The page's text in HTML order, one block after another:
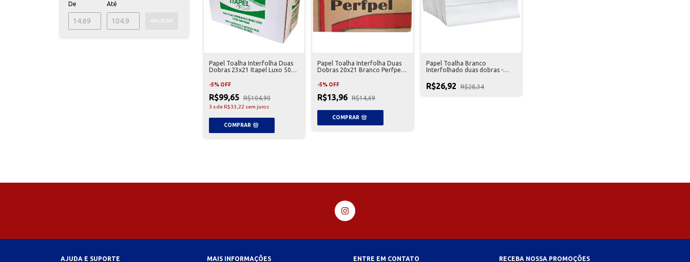
De Até
APLICAR
Papel Toalha Interfolha Duas
Dobras 23x21 Itapel Luxo 5000
-5% OFF
R$99,65 R$104,90
3 xde R$33,22 sem juros
Papel Toalha Interfolha Duas
Dobras 20x21 Branco Perfpel -
-5% OFF
R$13,96 R$14,69
Papel Toalha Branco
Interfolhado duas dobras -
R$26,92 R$28,34
AJUDA E SUPORTE MAIS INFORMAÇÕES ENTRE EM CONTATO RECEBA NOSSA PROMOÇÕES